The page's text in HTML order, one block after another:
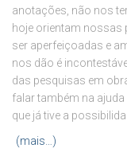
anotações, não nos
hoje orientam nossas
ser aperfeiçoadas e
nos dão é
das pesquisas em
falar também na
que já tive a
(mais…)